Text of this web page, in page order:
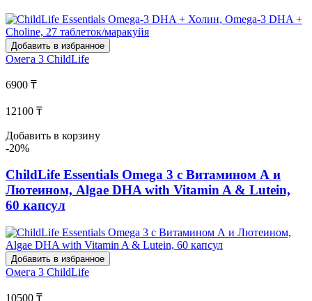
Добавить в избранное
Омега 3 ChildLife
6900 ₸
12100 ₸
Добавить в корзину
-20%
ChildLife Essentials Omega 3 с Витамином А и
Лютеином, Algae DHA with Vitamin A & Lutein,
60 капсул
Добавить в избранное
Омега 3 ChildLife
10500 ₸